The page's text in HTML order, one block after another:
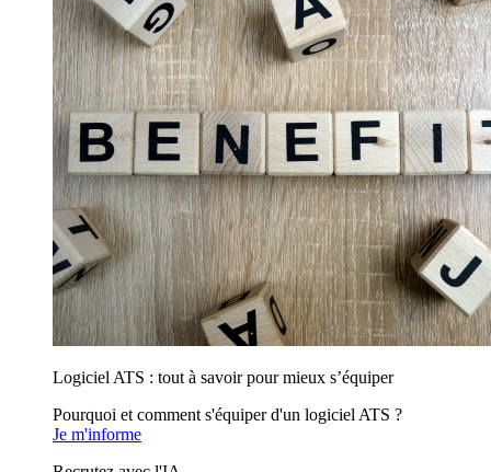
Logiciel ATS : tout à savoir pour mieux s’équiper
Pourquoi et comment s'équiper d'un logiciel ATS ?
Je m'informe